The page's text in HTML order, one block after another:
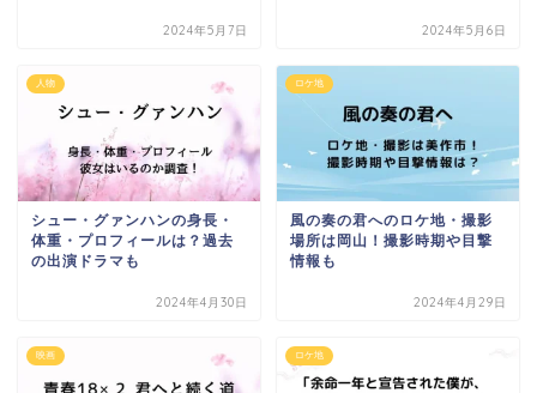
2024年5月7日 2024年5月6日
人物
シュー・グァンハンの身長・
体重・プロフィールは？過去
の出演ドラマも
2024年4月30日
ロケ地
風の奏の君へのロケ地・撮影
場所は岡山！撮影時期や目撃
情報も
2024年4月29日
映画 ロケ地